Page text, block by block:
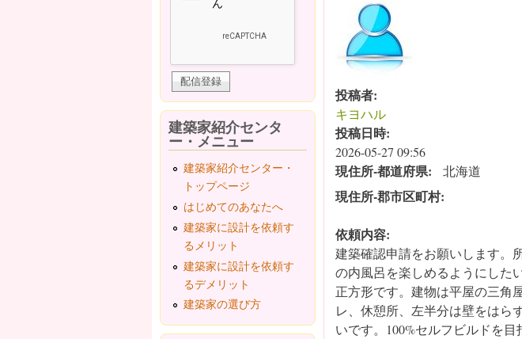
投稿者:
キヨハル
投稿日時:
2026-05-27 09:56
現住所‐都道府県: 北海道
現住所‐郡市区町村:
依頼内容:
建築確認申請をお願いします。
の内風呂を楽しめるようにした
正方形です。建物は平屋の三角
レ、休憩所、左半分は壁をはら
いです。100%セルフビルドを
建築家紹介センタ
ー・メニュー
建築家紹介センター・
トップページ
はじめてのあなたへ
建築家に設計を依頼す
るメリット
建築家に設計を依頼す
るデメリット
建築家の選び方